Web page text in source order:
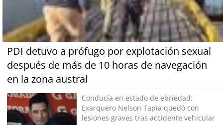
PDI detuvo a prófugo por explotación sexual
después de más de 10 horas de navegación
en la zona austral
Conducía en estado de ebriedad:
Exarquero Nelson Tapia quedó con
lesiones graves tras accidente vehicular